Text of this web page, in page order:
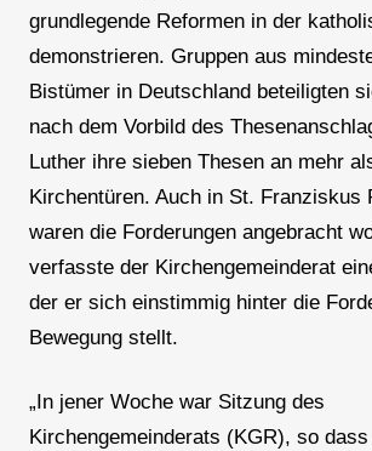
grundlegende Reformen in der
demonstrieren. Gruppen aus
Bistümer in Deutschland beteiligten
nach dem Vorbild des
Luther ihre sieben Thesen an mehr
Kirchentüren. Auch in St. Franziskus
waren die Forderungen angebracht
verfasste der Kirchengemeinderat
der er sich einstimmig hinter die
Bewegung stellt.
„In jener Woche war Sitzung des
Kirchengemeinderats (KGR), so